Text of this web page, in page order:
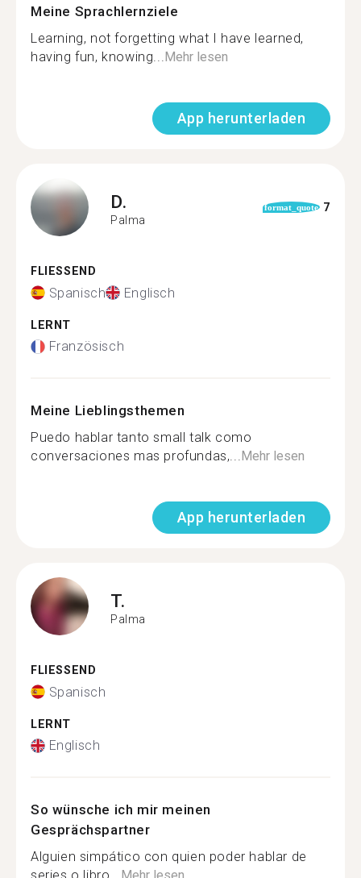
Meine Sprachlernziele
Learning, not forgetting what I have learned,
having fun, knowing...Mehr lesen
App herunterladen
D.
Palma
format_quote 7
FLIESSEND
Spanisch Englisch
LERNT
Französisch
Meine Lieblingsthemen
Puedo hablar tanto small talk como
conversaciones mas profundas,...Mehr lesen
App herunterladen
T.
Palma
FLIESSEND
Spanisch
LERNT
Englisch
So wünsche ich mir meinen
Gesprächspartner
Alguien simpático con quien poder hablar de